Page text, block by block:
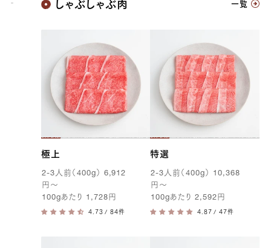
神戸牛
しゃぶしゃぶ肉 一覧
極上
2-3人前（ 400g） 6,912
円 〜
100gあたり 1,728 円
/ 84件
特選
2-3人前（400g） 10,368
円 〜
100gあたり2,592 円
/ 47件